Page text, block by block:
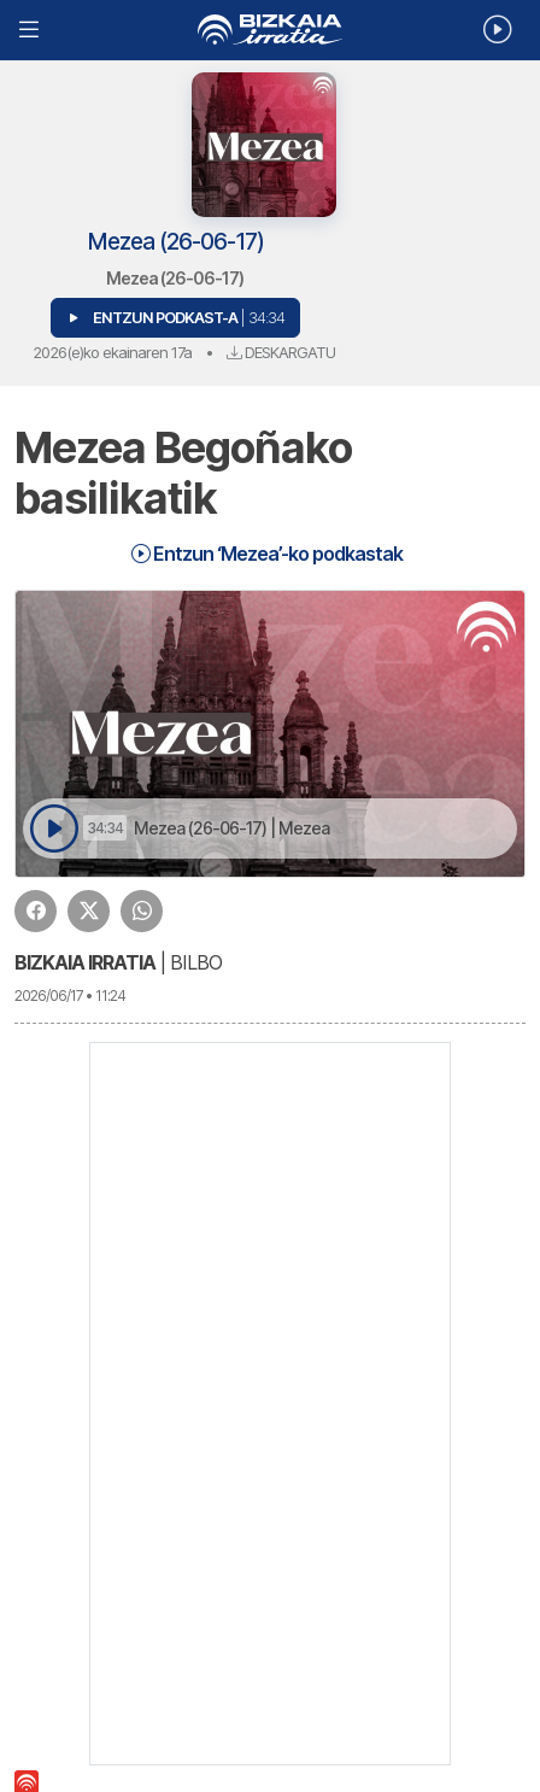
Mezea (26-06-17)
Mezea (26-06-17)
ENTZUN PODKAST-A | 34:34
2026(e)ko ekainaren 17a • DESKARGATU
Mezea Begoñako
basilikatik
Entzun ‘Mezea’-ko podkastak
34:34 Mezea (26-06-17) | Mezea
BIZKAIA IRRATIA| BILBO
2026/06/17 • 11:24